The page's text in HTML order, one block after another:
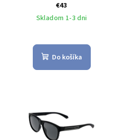
€43
Skladom 1-3 dni
Do košíka